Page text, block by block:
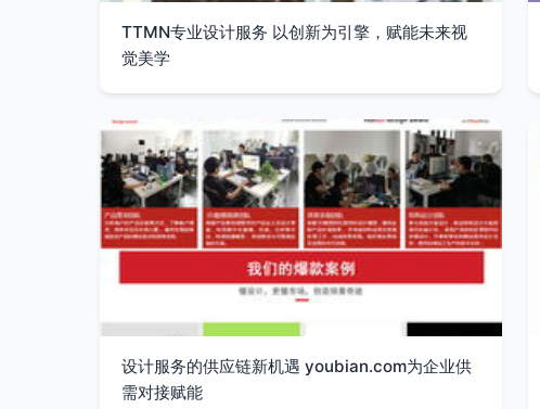
TTMN专业设计服务 以创新为引擎，赋能未来视
觉美学
设计服务的供应链新机遇 youbian.com为企业供
需对接赋能